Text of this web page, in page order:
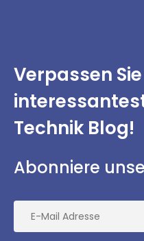
Verpassen
Technik Blog!
Abonniere